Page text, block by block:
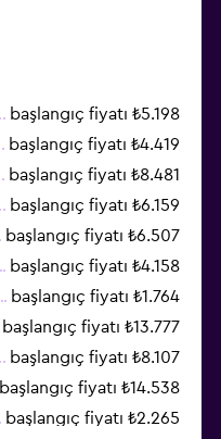
başlangıç fiyatı ₺5.198
başlangıç fiyatı ₺4.419
başlangıç fiyatı ₺8.481
başlangıç fiyatı ₺6.159
başlangıç fiyatı ₺6.507
başlangıç fiyatı ₺4.158
başlangıç fiyatı ₺1.764
başlangıç fiyatı ₺13.777
başlangıç fiyatı ₺8.107
başlangıç fiyatı ₺14.538
başlangıç fiyatı ₺2.265